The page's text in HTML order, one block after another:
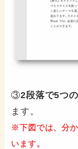
③2段落で5つ
ます。
※下図では、分
います。